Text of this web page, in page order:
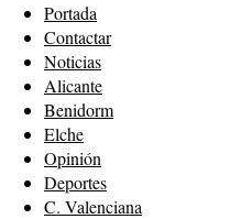
Portada
Contactar
Noticias
Alicante
Benidorm
Elche
Opinión
Deportes
C. Valenciana